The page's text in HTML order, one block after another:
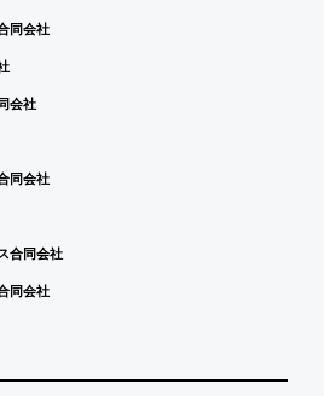
同会社
会社
同会社
合同会社
同会社